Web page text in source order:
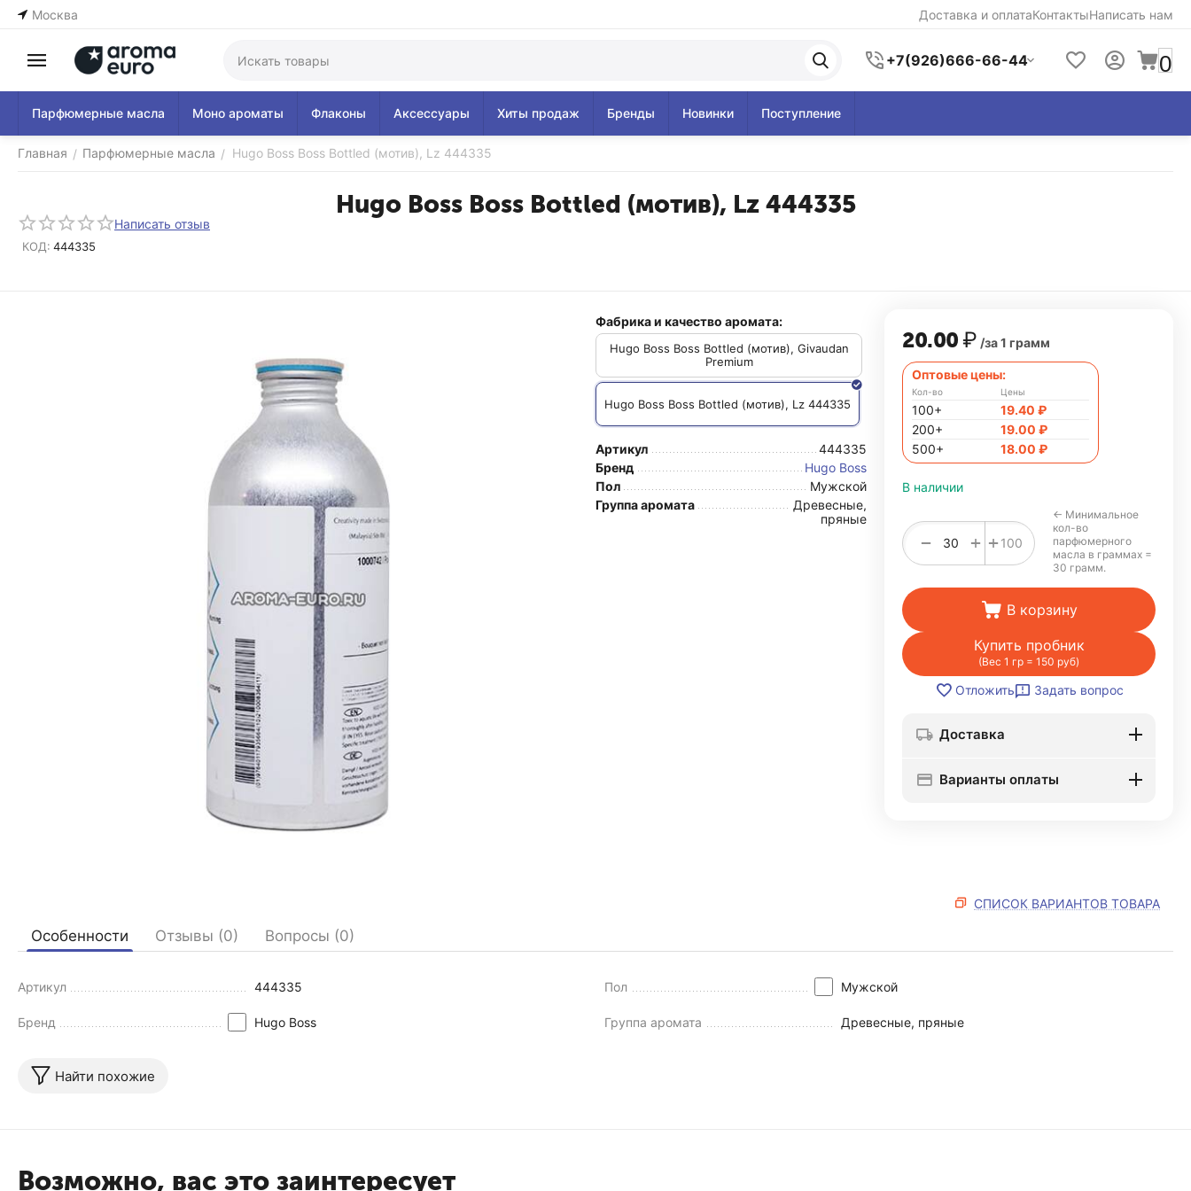
Москва Доставка и оплатаКонтактыНаписать нам
+7(926)666-66-44 0
Парфюмерные масла Моно ароматы Флаконы Аксессуары Хиты продаж Бренды Новинки Поступление
Главная / Парфюмерные масла / Hugo Boss Boss Bottled (мотив), Lz 444335
Hugo Boss Boss Bottled (мотив), Lz 444335
Написать отзыв
КОД: 444335
Фабрика и качество аромата:
Hugo Boss Boss Bottled (мотив), Givaudan
Premium
Hugo Boss Boss Bottled (мотив), Lz 444335
Артикул
444335
Бренд
Hugo Boss
Пол
Мужской
Группа аромата
Древесные,
пряные
20.00₽ /за 1 грамм
Оптовые цены:
Кол-во
100+
200+
500+
Цены
19.40 ₽
19.00 ₽
18.00 ₽
В наличии
+ 100
+
−
← Минимальное
кол-во
парфюмерного
масла в граммах =
30 грамм.
В корзину
Купить пробник
(Вес 1 гр = 150 руб)
Отложить Задать вопрос
Доставка
Варианты оплаты
СПИСОК ВАРИАНТОВ ТОВАРА
Особенности Отзывы (0) Вопросы (0)
Артикул 444335
Бренд Hugo Boss
Пол Мужской
Группа аромата Древесные, пряные
Найти похожие
Возможно, вас это заинтересует